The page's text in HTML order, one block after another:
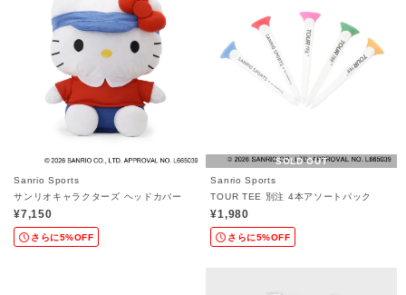
Sanrio Sports
サンリオキャラクターズ ヘッドカバー
¥7,150
さらに5%OFF
SOLD OUT
Sanrio Sports
TOUR TEE 別注 4本アソートパック
¥1,980
さらに5%OFF